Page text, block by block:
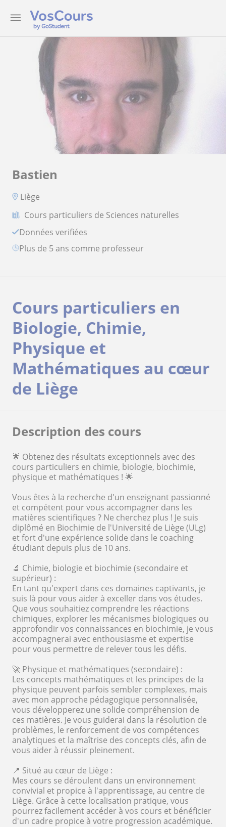
Bastien
Liège
Cours particuliers de Sciences naturelles
Données verifiées
plus de 5 ans comme professeur
Cours particuliers en
Biologie, Chimie,
Physique et
Mathématiques au cœur
de Liège
Description des cours
🌟 Obtenez des résultats exceptionnels avec des
cours particuliers en chimie, biologie, biochimie,
physique et mathématiques ! 🌟
Vous êtes à la recherche d'un enseignant passionné
et compétent pour vous accompagner dans les
matières scientifiques ? Ne cherchez plus ! Je suis
diplômé en Biochimie de l'Université de Liège (ULg)
et fort d'une expérience solide dans le coaching
étudiant depuis plus de 10 ans.
🔬 Chimie, biologie et biochimie (secondaire et
supérieur) :
En tant qu'expert dans ces domaines captivants, je
suis là pour vous aider à exceller dans vos études.
Que vous souhaitiez comprendre les réactions
chimiques, explorer les mécanismes biologiques ou
approfondir vos connaissances en biochimie, je vous
accompagnerai avec enthousiasme et expertise
pour vous permettre de relever tous les défis.
🚀 Physique et mathématiques (secondaire) :
Les concepts mathématiques et les principes de la
physique peuvent parfois sembler complexes, mais
avec mon approche pédagogique personnalisée,
vous développerez une solide compréhension de
ces matières. Je vous guiderai dans la résolution de
problèmes, le renforcement de vos compétences
analytiques et la maîtrise des concepts clés, afin de
vous aider à réussir pleinement.
📍 Situé au cœur de Liège :
Mes cours se déroulent dans un environnement
convivial et propice à l'apprentissage, au centre de
Liège. Grâce à cette localisation pratique, vous
pourrez facilement accéder à vos cours et bénéficier
d'un cadre propice à votre progression académique.